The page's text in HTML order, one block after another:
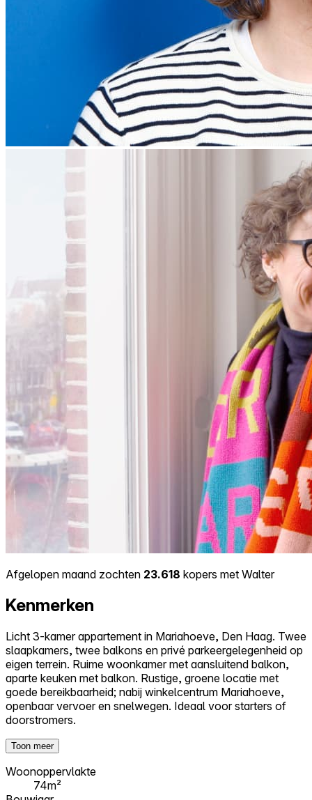
Afgelopen maand zochten 23.618 kopers met Walter
Kenmerken
Licht 3-kamer appartement in Mariahoeve, Den Haag. Twee
slaapkamers, twee balkons en privé parkeergelegenheid op
eigen terrein. Ruime woonkamer met aansluitend balkon,
aparte keuken met balkon. Rustige, groene locatie met
goede bereikbaarheid; nabij winkelcentrum Mariahoeve,
openbaar vervoer en snelwegen. Ideaal voor starters of
doorstromers.
Toon meer
Woonoppervlakte
74m²